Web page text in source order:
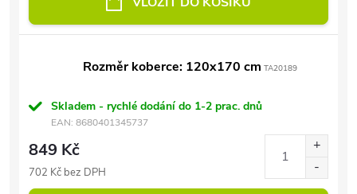
Rozměr koberce: 120x170 cm TA20189
Skladem - rychlé dodání do 1-2 prac. dnů
EAN: 8680401345737
849 Kč
702 Kč bez DPH